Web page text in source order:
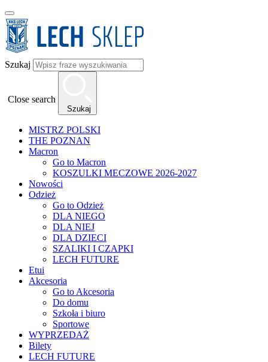
Szukaj
Close search
Szukaj
MISTRZ POLSKI
THE POZNAN
Macron
Go to Macron
KOSZULKI MECZOWE 2026-2027
Nowości
Odzież
Go to Odzież
DLA NIEGO
DLA NIEJ
DLA DZIECI
SZALIKI I CZAPKI
LECH FUTURE
Etui
Akcesoria
Go to Akcesoria
Do domu
Szkoła i biuro
Sportowe
WYPRZEDAŻ
Bilety
LECH FUTURE